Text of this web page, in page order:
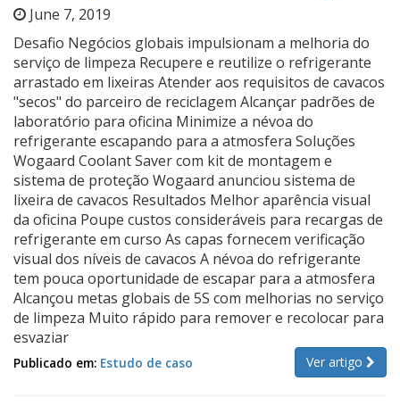
June 7, 2019
Desafio Negócios globais impulsionam a melhoria do
serviço de limpeza Recupere e reutilize o refrigerante
arrastado em lixeiras Atender aos requisitos de cavacos
"secos" do parceiro de reciclagem Alcançar padrões de
laboratório para oficina Minimize a névoa do
refrigerante escapando para a atmosfera Soluções
Wogaard Coolant Saver com kit de montagem e
sistema de proteção Wogaard anunciou sistema de
lixeira de cavacos Resultados Melhor aparência visual
da oficina Poupe custos consideráveis para recargas de
refrigerante em curso As capas fornecem verificação
visual dos níveis de cavacos A névoa do refrigerante
tem pouca oportunidade de escapar para a atmosfera
Alcançou metas globais de 5S com melhorias no serviço
de limpeza Muito rápido para remover e recolocar para
esvaziar
Ver artigo
Publicado em: Estudo de caso